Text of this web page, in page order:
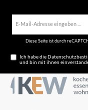
Diese Seite ist durch
Ich habe die
und bin mit ihnen